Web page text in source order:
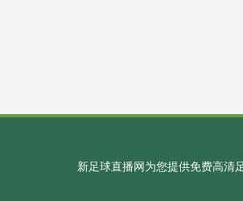
新足球直播网为您提供免费高清